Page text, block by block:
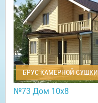
БРУС КАМЕРНОЙ СУШКИ
№73 Дом 10х8